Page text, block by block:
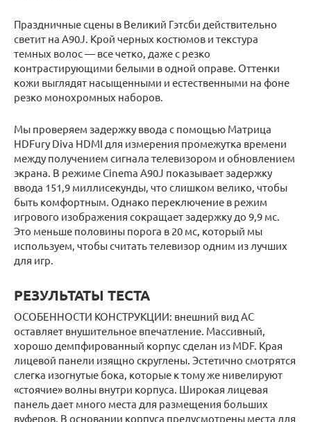
Праздничные сцены в Великий Гэтсби действительно
светит на A90J. Крой черных костюмов и текстура
темных волос — все четко, даже с резко
контрастирующими белыми в одной оправе. Оттенки
кожи выглядят насыщенными и естественными на фоне
резко монохромных наборов.
Мы проверяем задержку ввода с помощью Матрица
HDFury Diva HDMI для измерения промежутка времени
между получением сигнала телевизором и обновлением
экрана. В режиме Cinema A90J показывает задержку
ввода 151,9 миллисекунды, что слишком велико, чтобы
быть комфортным. Однако переключение в режим
игрового изображения сокращает задержку до 9,9 мс.
Это меньше половины порога в 20 мс, который мы
используем, чтобы считать телевизор одним из лучших
для игр.
РЕЗУЛЬТАТЫ ТЕСТА
ОСОБЕННОСТИ КОНСТРУКЦИИ: внешний вид АС
оставляет внушительное впечатление. Массивный,
хорошо демпфированный корпус сделан из MDF. Края
лицевой панели изящно скруглены. Эстетично смотрятся
слегка изогнутые бока, которые к тому же нивелируют
«стоячие» волны внутри корпуса. Широкая лицевая
панель дает много места для размещения больших
вуферов. В основании корпуса предусмотрены места для